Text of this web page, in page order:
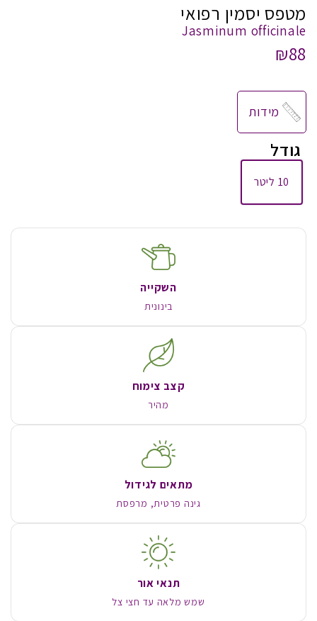
גודל
10 ליטר
מידות
מטפס יסמין רפואי
Jasminum officinale
₪88
השקייה
בינונית
קצב צימוח
מהיר
מתאים לגידול
גינה פרטית, מרפסת
תנאי אור
שמש מלאה עד חצי צל